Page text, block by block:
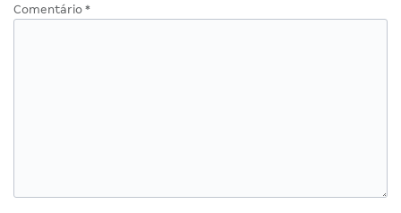
Comentário *